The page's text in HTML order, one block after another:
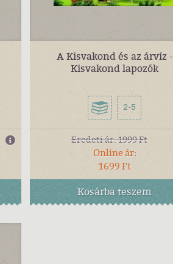
A Kisvakond és az árvíz -
Kisvakond lapozók
2-5
Eredeti ár:1999 Ft
Online ár:
1699 Ft
Kosárbateszem